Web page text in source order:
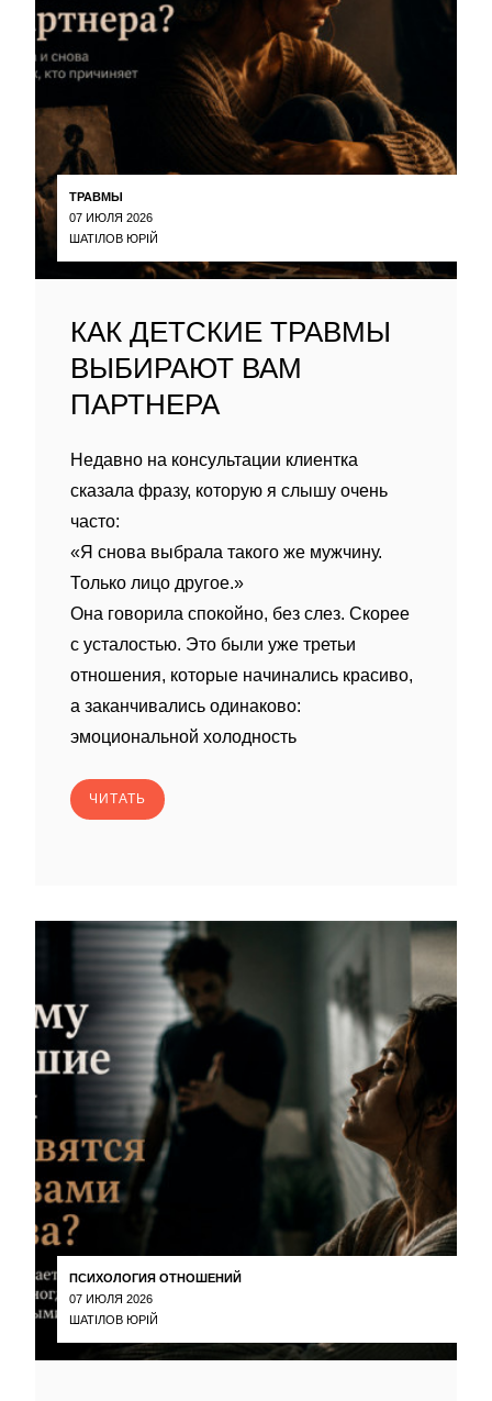
ТРАВМЫ
07 ИЮЛЯ 2026
ШАТІЛОВ ЮРІЙ
КАК ДЕТСКИЕ ТРАВМЫ
ВЫБИРАЮТ ВАМ
ПАРТНЕРА
Недавно на консультации клиентка
сказала фразу, которую я слышу очень
часто:
«Я снова выбрала такого же мужчину.
Только лицо другое.»
Она говорила спокойно, без слез. Скорее
с усталостью. Это были уже третьи
отношения, которые начинались красиво,
а заканчивались одинаково:
эмоциональной холодность
ЧИТАТЬ
ПСИХОЛОГИЯ ОТНОШЕНИЙ
07 ИЮЛЯ 2026
ШАТІЛОВ ЮРІЙ